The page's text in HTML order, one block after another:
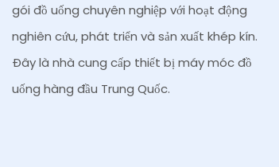
gói đồ uống chuyên nghiệp với hoạt động
nghiên cứu, phát triển và sản xuất khép kín.
Đây là nhà cung cấp thiết bị máy móc đồ
uống hàng đầu Trung Quốc.